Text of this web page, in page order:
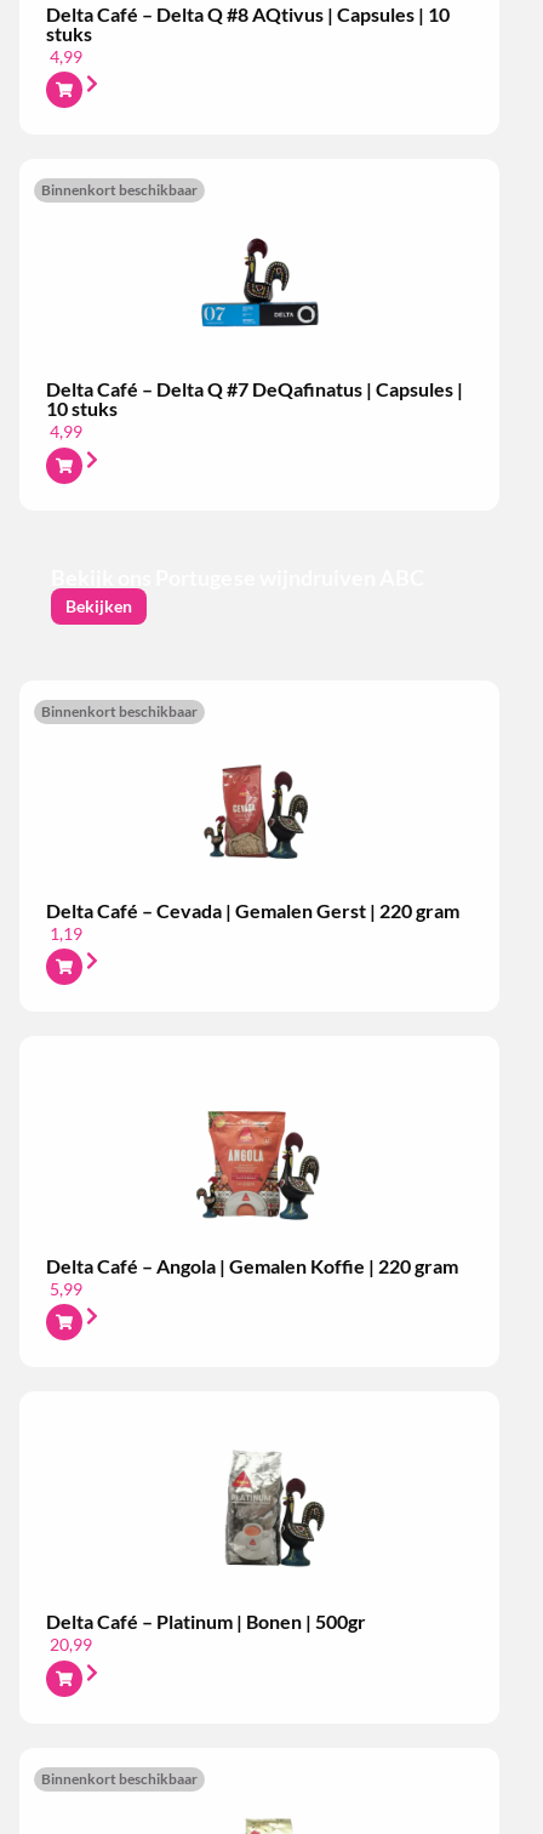
Delta Café – Delta Q #8 AQtivus | Capsules | 10
stuks
4,99
Binnenkort beschikbaar
Delta Café – Delta Q #7 DeQafinatus | Capsules |
10 stuks
4,99
Bekijken
Binnenkort beschikbaar
Delta Café – Cevada | Gemalen Gerst | 220 gram
1,19
Delta Café – Angola | Gemalen Koffie | 220 gram
5,99
Delta Café – Platinum | Bonen | 500gr
20,99
Binnenkort beschikbaar